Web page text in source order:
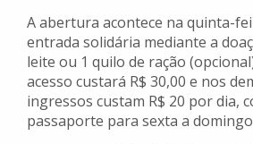
A abertura acontece na quinta-
entrada solidária mediante a
leite ou 1 quilo de ração
acesso custará R$ 30,00 e nos
ingressos custam R$ 20 por dia,
passaporte para sexta a